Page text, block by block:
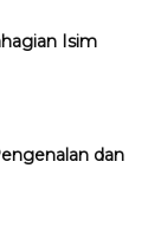
Isim
dan